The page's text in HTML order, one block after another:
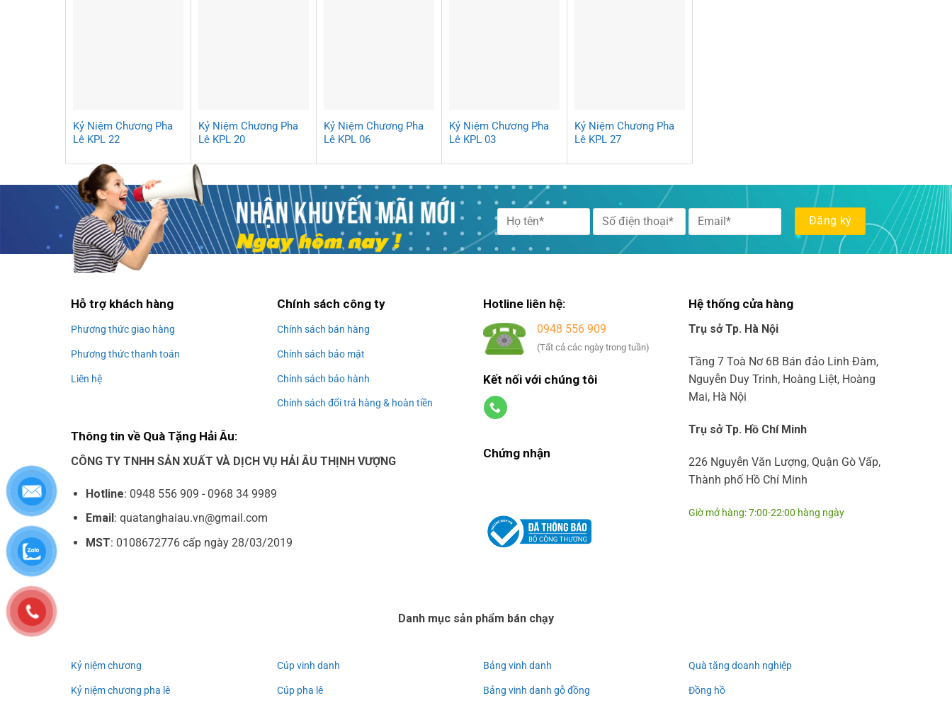
Kỷ Niệm Chương Pha
Lê KPL 22
Kỷ Niệm Chương Pha
Lê KPL 20
Kỷ Niệm Chương Pha
Lê KPL 06
Kỷ Niệm Chương Pha
Lê KPL 03
Kỷ Niệm Chương Pha
Lê KPL 27
Alternative:
Hỗ trợ khách hàng
Phương thức giao hàng
Phương thức thanh toán
Liên hệ
Chính sách công ty
Chính sách bán hàng
Chính sách bảo mật
Chính sách bảo hành
Chính sách đổi trả hàng & hoàn tiền
Thông tin về Quà Tặng Hải Âu:
CÔNG TY TNHH SẢN XUẤT VÀ DỊCH VỤ HẢI ÂU THỊNH VƯỢNG
Hotline: 0948 556 909 - 0968 34 9989
Email : quatanghaiau.vn@gmail.com
MST: 0108672776 cấp ngày 28/03/2019
Hotline liên hệ:
0948 556 909
(Tất cả các ngày trong tuần)
Kết nối với chúng tôi
Chứng nhận
Hệ thống cửa hàng
Trụ sở Tp. Hà Nội
Tầng 7 Toà Nơ 6B Bán đảo Linh Đàm,
Nguyễn Duy Trinh, Hoàng Liệt, Hoàng
Mai, Hà Nội
Trụ sở Tp. Hồ Chí Minh
226 Nguyễn Văn Lượng, Quận Gò Vấp,
Thành phố Hồ Chí Minh
Giờ mở hàng: 7:00-22:00 hàng ngày
Danh mục sản phẩm bán chạy
Kỷ niệm chương
Kỷ niệm chương pha lê
Cúp vinh danh
Cúp pha lê
Bảng vinh danh
Bảng vinh danh gỗ đồng
Quà tặng doanh nghiệp
Đồng hồ